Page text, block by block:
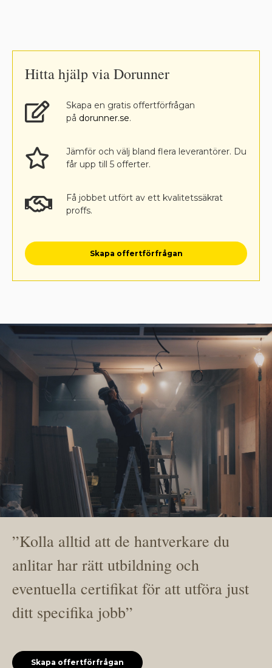
Hitta hjälp via Dorunner
Skapa en gratis offertförfrågan
på dorunner.se.
Jämför och välj bland flera leverantörer. Du
får upp till 5 offerter.
Få jobbet utfört av ett kvalitetssäkrat
proffs.
Skapa offertförfrågan
”Kolla alltid att de hantverkare du
anlitar har rätt utbildning och
eventuella certifikat för att utföra just
ditt specifika jobb”
Skapa offertförfrågan